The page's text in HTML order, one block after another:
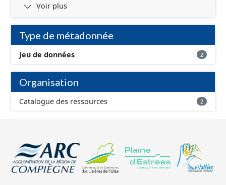
Voir plus
Type de métadonnée
Jeu de données 2
Organisation
Catalogue des ressources 2